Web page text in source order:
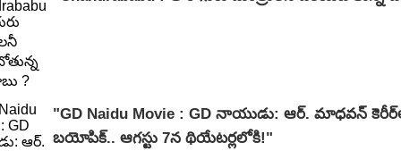
"GD Naidu Movie : GD నాయుడు: ఆర్. మాధవన్‌
బయోపిక్.. ఆగస్టు 7న థియేటర్లలోకి!"